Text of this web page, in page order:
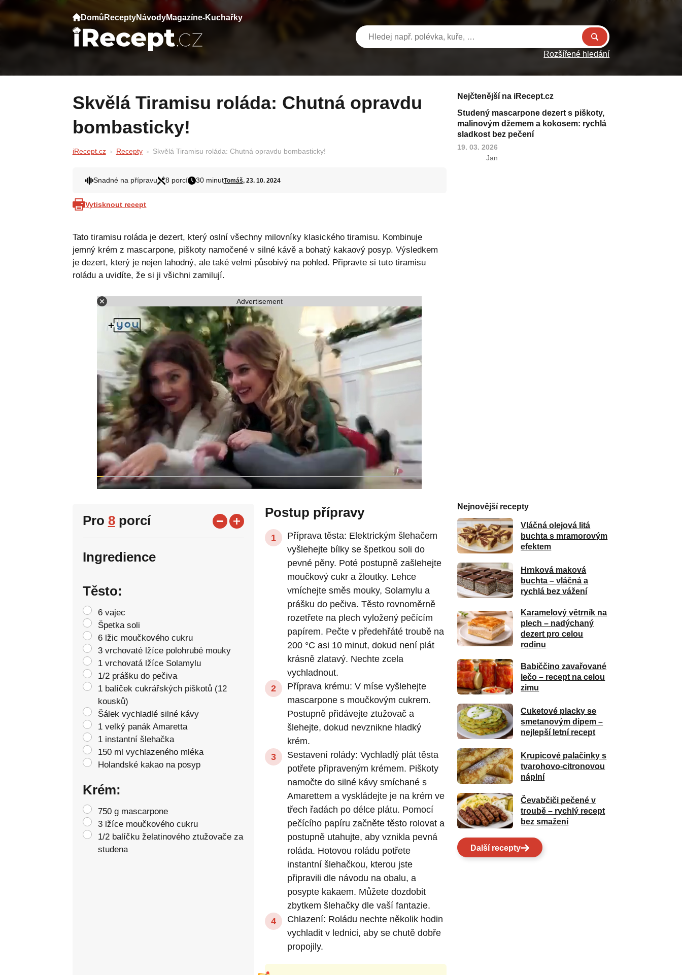
Domů ReceptyNávodyMagazíne-Kuchařky
Rozšířené hledání
Skvělá Tiramisu roláda: Chutná opravdu
bombasticky!
iRecept.cz Recepty Skvělá Tiramisu roláda: Chutná opravdu bombasticky!
Snadné na přípravu 8 porcí 30 minutTomáš, 23. 10. 2024
Vytisknout recept
Tato tiramisu roláda je dezert, který oslní všechny milovníky klasického tiramisu. Kombinuje
jemný krém z mascarpone, piškoty namočené v silné kávě a bohatý kakaový posyp. Výsledkem
je dezert, který je nejen lahodný, ale také velmi působivý na pohled. Připravte si tuto tiramisu
roládu a uvidíte, že si ji všichni zamilují.
Advertisement
Pro 8porcí
Ingredience
Těsto:
6 vajec
Špetka soli
6 lžic moučkového cukru
3 vrchovaté lžíce polohrubé mouky
1 vrchovatá lžíce Solamylu
1/2 prášku do pečiva
1 balíček cukrářských piškotů (12
kousků)
Šálek vychladlé silné kávy
1 velký panák Amaretta
1 instantní šlehačka
150 ml vychlazeného mléka
Holandské kakao na posyp
Krém:
750 g mascarpone
3 lžíce moučkového cukru
1/2 balíčku želatinového ztužovače za
studena
Postup přípravy
Příprava těsta: Elektrickým šlehačem
vyšlehejte bílky se špetkou soli do
pevné pěny. Poté postupně zašlehejte
moučkový cukr a žloutky. Lehce
vmíchejte směs mouky, Solamylu a
prášku do pečiva. Těsto rovnoměrně
rozetřete na plech vyložený pečícím
papírem. Pečte v předehřáté troubě na
200 °C asi 10 minut, dokud není plát
krásně zlatavý. Nechte zcela
vychladnout.
Příprava krému: V míse vyšlehejte
mascarpone s moučkovým cukrem.
Postupně přidávejte ztužovač a
šlehejte, dokud nevznikne hladký
krém.
Sestavení rolády: Vychladlý plát těsta
potřete připraveným krémem. Piškoty
namočte do silné kávy smíchané s
Amarettem a vyskládejte je na krém ve
třech řadách po délce plátu. Pomocí
pečícího papíru začněte těsto rolovat a
postupně utahujte, aby vznikla pevná
roláda. Hotovou roládu potřete
instantní šlehačkou, kterou jste
připravili dle návodu na obalu, a
posypte kakaem. Můžete dozdobit
zbytkem šlehačky dle vaší fantazie.
Chlazení: Roládu nechte několik hodin
vychladit v lednici, aby se chutě dobře
propojily.
Nejčtenější na iRecept.cz
Studený mascarpone dezert s piškoty,
malinovým džemem a kokosem: rychlá
sladkost bez pečení
19. 03. 2026
Jan
Nejnovější recepty
Vláčná olejová litá
buchta s mramorovým
efektem
Hrnková maková
buchta – vláčná a
rychlá bez vážení
Karamelový větrník na
plech – nadýchaný
dezert pro celou
rodinu
Babiččino zavařované
lečo – recept na celou
zimu
Cuketové placky se
smetanovým dipem –
nejlepší letní recept
Krupicové palačinky s
tvarohovo-citronovou
náplní
Čevabčiči pečené v
troubě – rychlý recept
bez smažení
Další recepty